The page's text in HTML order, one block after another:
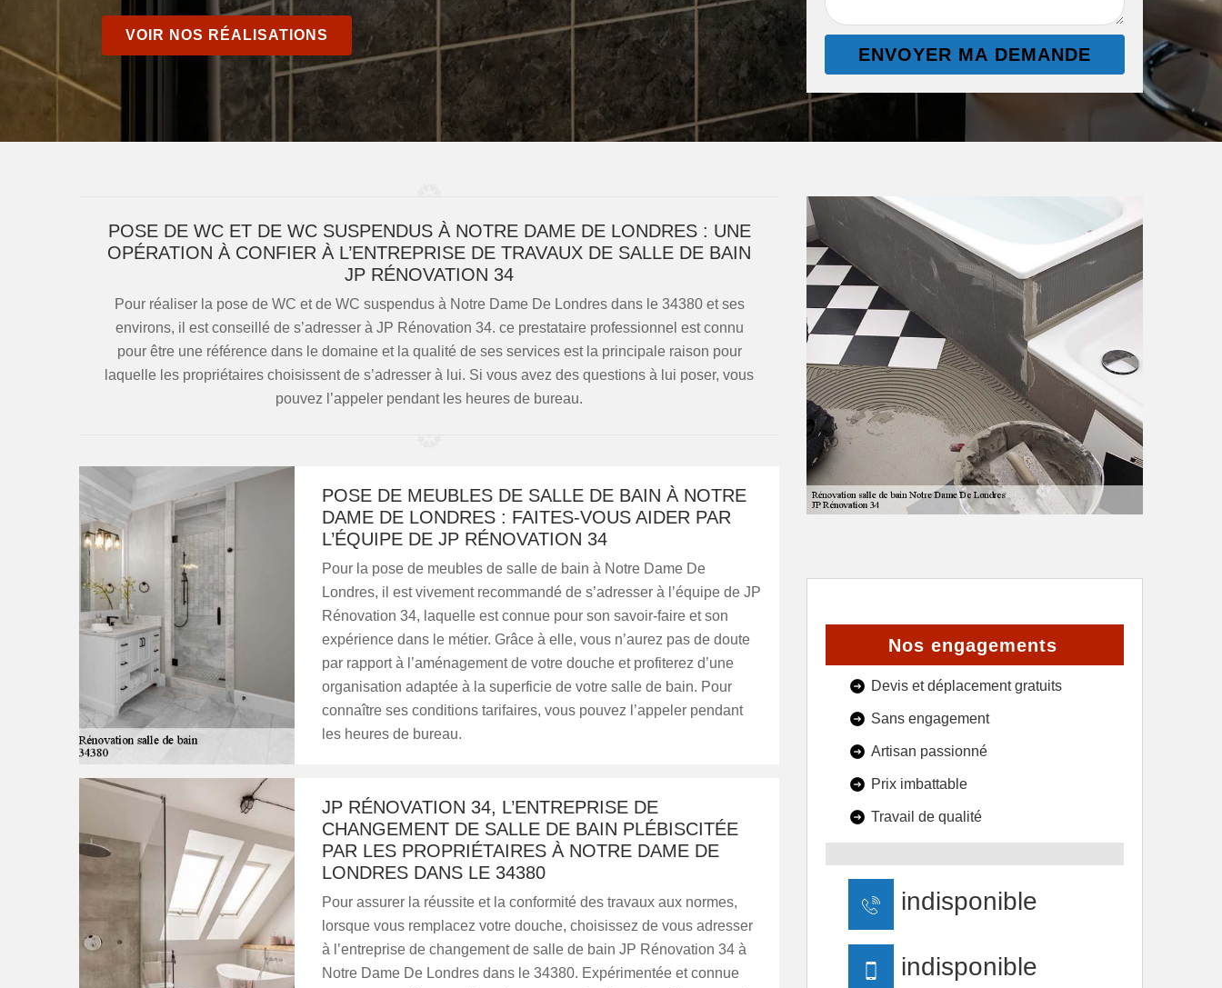
VOIR NOS RÉALISATIONS
POSE DE WC ET DE WC SUSPENDUS À NOTRE DAME DE LONDRES : UNE
OPÉRATION À CONFIER À L’ENTREPRISE DE TRAVAUX DE SALLE DE BAIN
JP RÉNOVATION 34
Pour réaliser la pose de WC et de WC suspendus à Notre Dame De Londres dans le 34380 et ses
environs, il est conseillé de s’adresser à JP Rénovation 34. ce prestataire professionnel est connu
pour être une référence dans le domaine et la qualité de ses services est la principale raison pour
laquelle les propriétaires choisissent de s’adresser à lui. Si vous avez des questions à lui poser, vous
pouvez l’appeler pendant les heures de bureau.
POSE DE MEUBLES DE SALLE DE BAIN À NOTRE
DAME DE LONDRES : FAITES-VOUS AIDER PAR
L’ÉQUIPE DE JP RÉNOVATION 34
Pour la pose de meubles de salle de bain à Notre Dame De
Londres, il est vivement recommandé de s’adresser à l’équipe de JP
Rénovation 34, laquelle est connue pour son savoir-faire et son
expérience dans le métier. Grâce à elle, vous n’aurez pas de doute
par rapport à l’aménagement de votre douche et profiterez d’une
organisation adaptée à la superficie de votre salle de bain. Pour
connaître ses conditions tarifaires, vous pouvez l’appeler pendant
les heures de bureau.
JP RÉNOVATION 34, L’ENTREPRISE DE
CHANGEMENT DE SALLE DE BAIN PLÉBISCITÉE
PAR LES PROPRIÉTAIRES À NOTRE DAME DE
LONDRES DANS LE 34380
Pour assurer la réussite et la conformité des travaux aux normes,
lorsque vous remplacez votre douche, choisissez de vous adresser
à l’entreprise de changement de salle de bain JP Rénovation 34 à
Notre Dame De Londres dans le 34380. Expérimentée et connue
Nos engagements
Devis et déplacement gratuits
Sans engagement
Artisan passionné
Prix imbattable
Travail de qualité
indisponible
indisponible